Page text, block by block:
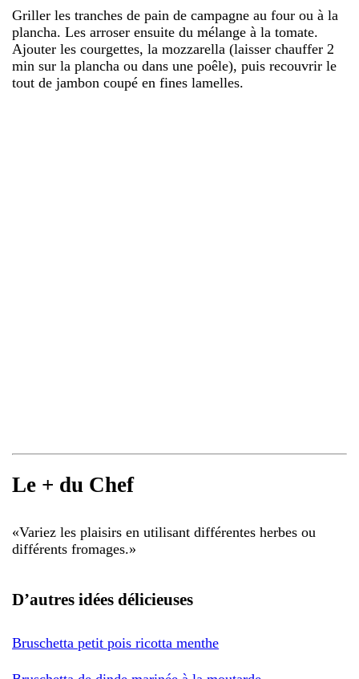
Griller les tranches de pain de campagne au four ou à la
plancha. Les arroser ensuite du mélange à la tomate.
Ajouter les courgettes, la mozzarella (laisser chauffer 2
min sur la plancha ou dans une poêle), puis recouvrir le
tout de jambon coupé en fines lamelles.
Le + du Chef
«Variez les plaisirs en utilisant différentes herbes ou
différents fromages.»
D’autres idées délicieuses
Bruschetta petit pois ricotta menthe